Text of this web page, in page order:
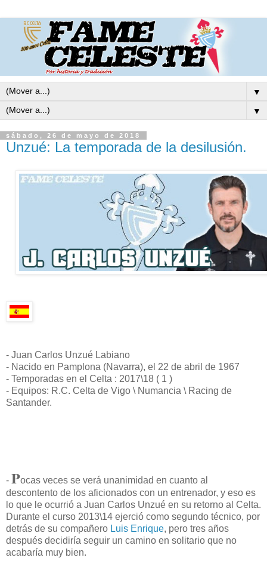
▼
▼
sábado, 26 de mayo de 2018
Unzué: La temporada de la desilusión.
- Juan Carlos Unzué Labiano
- Nacido en Pamplona (Navarra), el 22 de abril de 1967
- Temporadas en el Celta : 2017\18 ( 1 )
- Equipos: R.C. Celta de Vigo \ Numancia \ Racing de
Santander.
- Pocas veces se verá unanimidad en cuanto al
descontento de los aficionados con un entrenador, y eso es
lo que le ocurrió a Juan Carlos Unzué en su retorno al Celta.
Durante el curso 2013\14 ejerció como segundo técnico, por
detrás de su compañero Luis Enrique, pero tres años
después decidiría seguir un camino en solitario que no
acabaría muy bien.